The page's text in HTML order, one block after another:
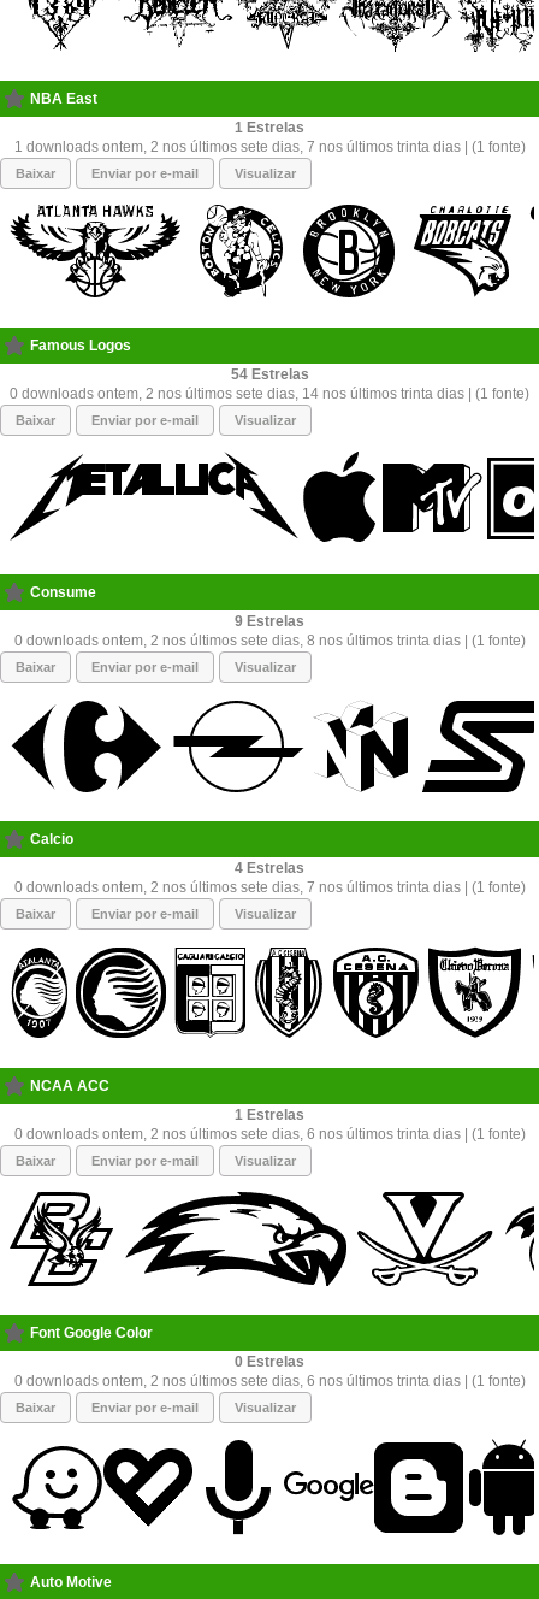
NBA East
1
1 downloads ontem, 2 nos últimos sete dias, 7 nos últimos trinta dias | (1 fonte)
Baixar Enviar por e-mail Visualizar
Famous Logos
54
0 downloads ontem, 2 nos últimos sete dias, 14 nos últimos trinta dias | (1 fonte)
Baixar Enviar por e-mail Visualizar
Consume
9
0 downloads ontem, 2 nos últimos sete dias, 8 nos últimos trinta dias | (1 fonte)
Baixar Enviar por e-mail Visualizar
Calcio
4
0 downloads ontem, 2 nos últimos sete dias, 7 nos últimos trinta dias | (1 fonte)
Baixar Enviar por e-mail Visualizar
NCAA ACC
1
0 downloads ontem, 2 nos últimos sete dias, 6 nos últimos trinta dias | (1 fonte)
Baixar Enviar por e-mail Visualizar
Font Google Color
0
0 downloads ontem, 2 nos últimos sete dias, 6 nos últimos trinta dias | (1 fonte)
Baixar Enviar por e-mail Visualizar
Auto Motive